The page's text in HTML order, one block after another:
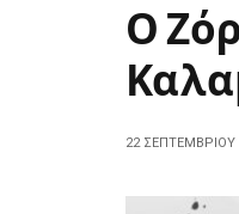
Ο
22 ΣΕΠΤΕΜΒΡΊΟΥ